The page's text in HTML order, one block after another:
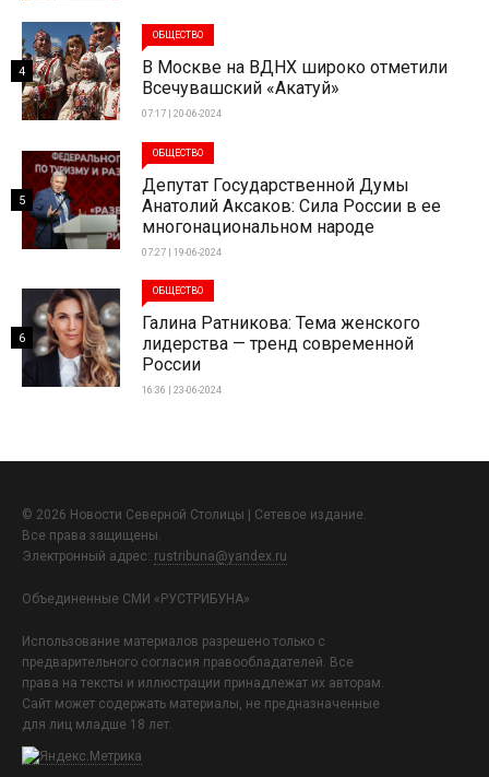
ОБЩЕСТВО
В Москве на ВДНХ широко отметили
Всечувашский «Акатуй»
07:17 | 20-06-2024
4
ОБЩЕСТВО
Депутат Государственной Думы
Анатолий Аксаков: Сила России в ее
многонациональном народе
07:27 | 19-06-2024
5
ОБЩЕСТВО
Галина Ратникова: Тема женского
лидерства — тренд современной
России
16:36 | 23-06-2024
6
© 2026 Новости Северной Столицы | Сетевое издание.
Все права защищены.
Электронный адрес: rustribuna@yandex.ru
Объединенные СМИ «РУСТРИБУНА»
Использование материалов разрешено только с
предварительного согласия правообладателей. Все
права на тексты и иллюстрации принадлежат их авторам.
Сайт может содержать материалы, не предназначенные
для лиц младше 18 лет.